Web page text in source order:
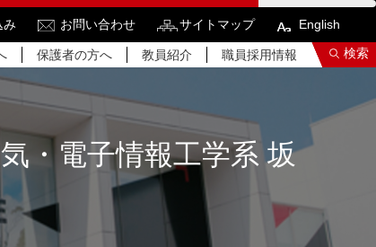
み お問い合わせ サイトマップ English
保護者の方へ 教員紹介 職員採用情報 検索
をもっと見る
・電子情報工学系 坂